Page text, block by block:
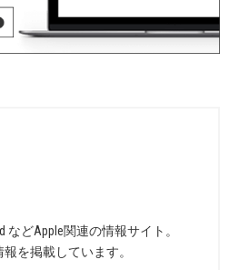
などApple関連の情報サイト。
を掲載しています。